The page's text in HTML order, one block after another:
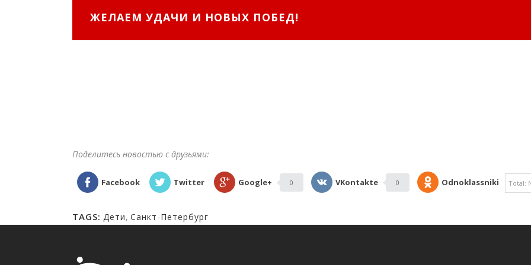
ЖЕЛАЕМ УДАЧИ И НОВЫХ ПОБЕД!
Поделитесь новостью с друзьями:
Facebook Twitter Google+ 0 VKontakte 0 Odnoklassniki Total:
TAGS: Дети, Санкт-Петербург